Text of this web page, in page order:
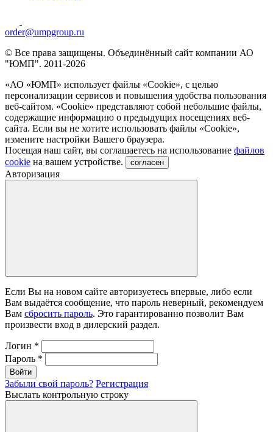
order@umpgroup.ru
© Все права защищены. Объединённый сайт компании АО
"ЮМП". 2011-2026
«АО «ЮМП» использует файлы «Сookie», с целью
персонализации сервисов и повышения удобства пользования
веб-сайтом. «Cookie» представляют собой небольшие файлы,
содержащие информацию о предыдущих посещениях веб-
сайта. Если вы не хотите использовать файлы «Сookie»,
измените настройки Вашего браузера.
Посещая наш сайт, вы соглашаетесь на использование файлов
cookie на вашем устройстве. согласен
Авторизация
Если Вы на новом сайте авторизуетесь впервые, либо если
Вам выдаётся сообщение, что пароль неверный, рекомендуем
Вам сбросить пароль. Это гарантированно позволит Вам
произвести вход в дилерский раздел.
Логин *
Пароль *
Войти
Забыли свой пароль? Регистрация
Выслать контрольную строку